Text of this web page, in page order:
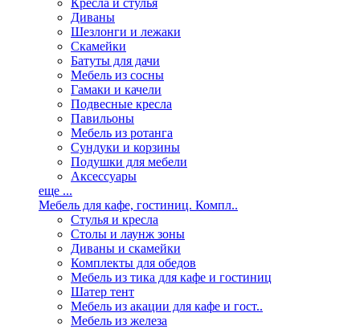
Кресла и стулья
Диваны
Шезлонги и лежаки
Скамейки
Батуты для дачи
Мебель из сосны
Гамаки и качели
Подвесные кресла
Павильоны
Мебель из ротанга
Сундуки и корзины
Подушки для мебели
Аксессуары
еще ...
Мебель для кафе, гостиниц. Компл..
Стулья и кресла
Столы и лаунж зоны
Диваны и скамейки
Комплекты для обедов
Мебель из тика для кафе и гостиниц
Шатер тент
Мебель из акации для кафе и гост..
Мебель из железа